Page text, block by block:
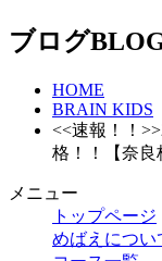
ブログ
HOME
BRAIN KIDS
<<速報！！
格！！【奈良
メニュー
トップページ
めばえについ